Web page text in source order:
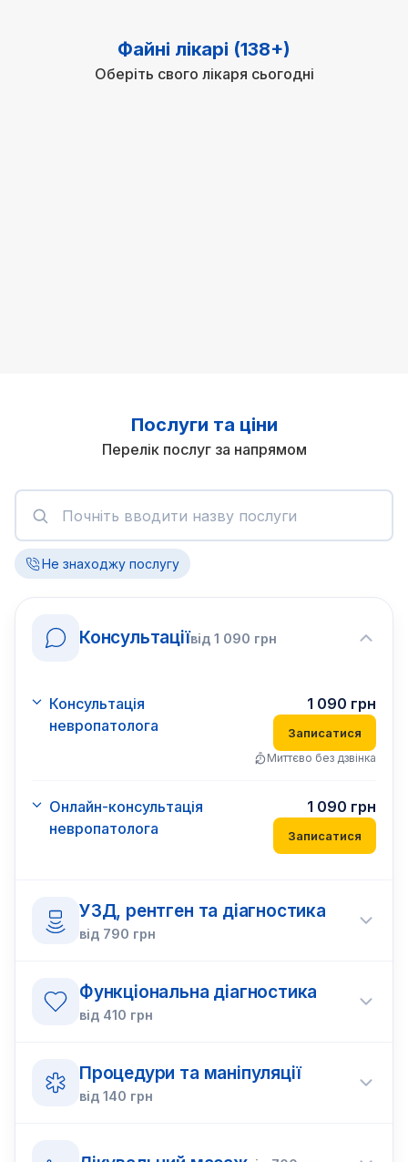
Файні лікарі (138+)
Оберіть свого лікаря сьогодні
Послуги та ціни
Перелік послуг за напрямом
Не знаходжу послугу
Консультаціївід 1 090 грн
Консультація
невропатолога
1 090 грн
Записатися
Миттєво без дзвінка
Онлайн-консультація
невропатолога
1 090 грн
Записатися
УЗД, рентген та діагностика
від 790 грн
Функціональна діагностика
від 410 грн
Процедури та маніпуляції
від 140 грн